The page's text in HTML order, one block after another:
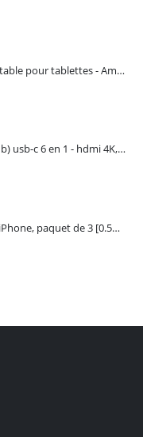
Support multi-angle portable pour tablettes - Amazon Basics
Adaptateur multiple (Hub) usb-c 6 en 1 - hdmi 4K, 3 ports USB 3.0 et lecteur de carte sd tf - UGREEN
Câble de chargeur pour iPhone, paquet de 3 [0.5M 1M 2M] - GIANAC